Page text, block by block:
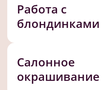
Работа с
блондинками
Салонное
окрашивание